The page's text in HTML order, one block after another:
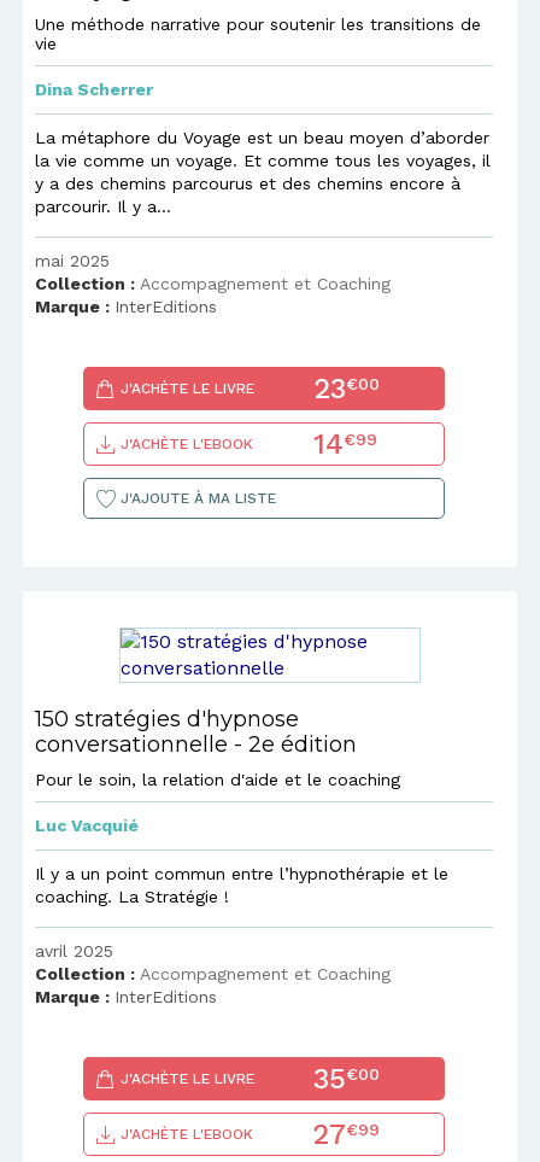
Une méthode narrative pour soutenir les transitions de
vie
Dina Scherrer
La métaphore du Voyage est un beau moyen d’aborder
la vie comme un voyage. Et comme tous les voyages, il
y a des chemins parcourus et des chemins encore à
parcourir. Il y a...
mai 2025
Collection : Accompagnement et Coaching
Marque : InterEditions
J'ACHÈTE LE LIVRE 23€00
J'ACHÈTE L'EBOOK 14€99
J'AJOUTE À MA LISTE
150 stratégies d'hypnose
conversationnelle - 2e édition
Pour le soin, la relation d'aide et le coaching
Luc Vacquié
Il y a un point commun entre l’hypnothérapie et le
coaching. La Stratégie !
avril 2025
Collection : Accompagnement et Coaching
Marque : InterEditions
J'ACHÈTE LE LIVRE 35€00
J'ACHÈTE L'EBOOK 27€99